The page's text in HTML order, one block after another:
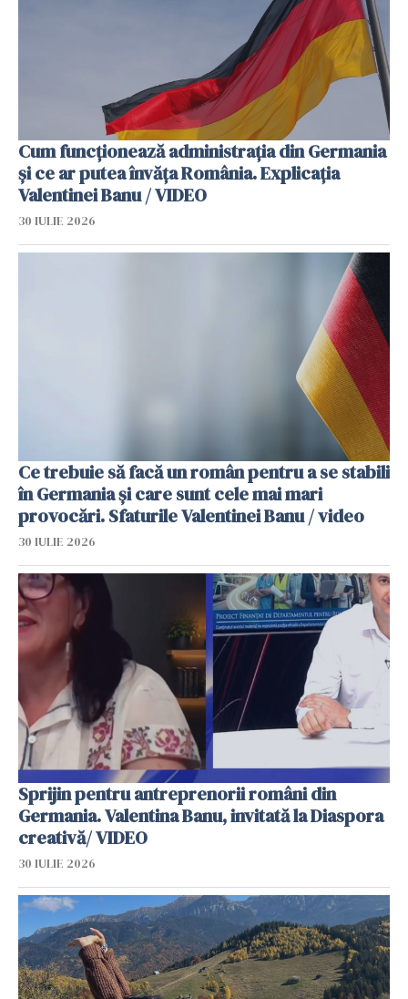
Cum funcționează administrația din Germania
și ce ar putea învăța România. Explicația
Valentinei Banu / VIDEO
30 IULIE 2026
Ce trebuie să facă un român pentru a se stabili
în Germania și care sunt cele mai mari
provocări. Sfaturile Valentinei Banu / video
30 IULIE 2026
Sprijin pentru antreprenorii români din
Germania. Valentina Banu, invitată la Diaspora
creativă/ VIDEO
30 IULIE 2026